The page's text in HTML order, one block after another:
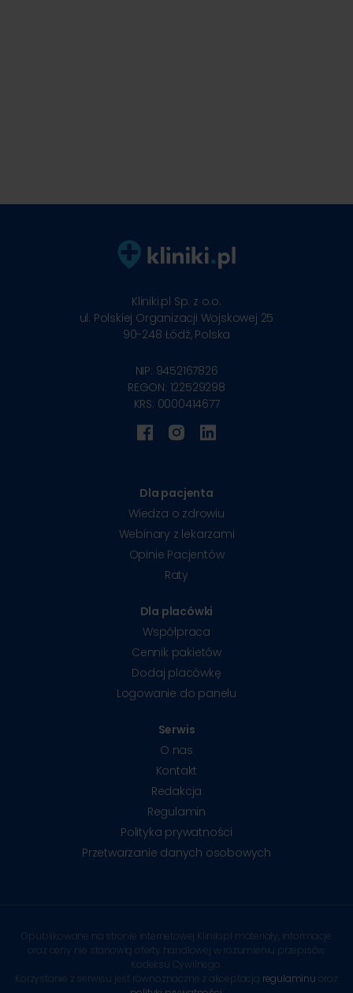
Kliniki.pl Sp. z o.o.
ul. Polskiej Organizacji Wojskowej 25
90-248 Łódź, Polska
NIP: 9452167826
REGON: 122529298
KRS: 0000414677
Dla pacjenta
Wiedza o zdrowiu
Webinary z lekarzami
Opinie Pacjentów
Raty
Dla placówki
Współpraca
Cennik pakietów
Dodaj placówkę
Logowanie do panelu
Serwis
O nas
Kontakt
Redakcja
Regulamin
Polityka prywatności
Przetwarzanie danych osobowych
Opublikowane na stronie internetowej Kliniki.pl materiały, informacje
oraz ceny nie stanowią oferty handlowej w rozumieniu przepisów
Kodeksu Cywilnego.
Korzystanie z serwisu jest równoznaczne z akceptacją regulaminu oraz